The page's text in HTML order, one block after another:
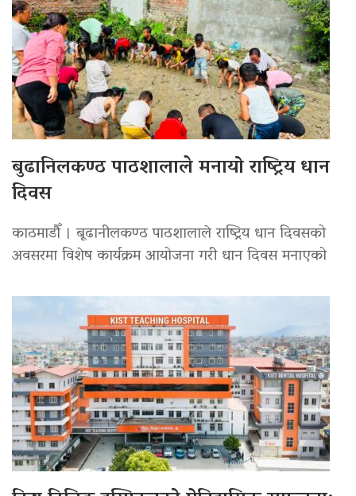
बुढानिलकण्ठ पाठशालाले मनायो राष्ट्रिय धान
दिवस
काठमाडौँ । बूढानीलकण्ठ पाठशालाले राष्ट्रिय धान दिवसको
अवसरमा विशेष कार्यक्रम आयोजना गरी धान दिवस मनाएको